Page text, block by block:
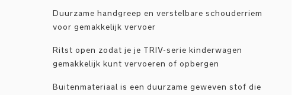
Duurzame handgreep en verstelbare schouderriem
voor gemakkelijk vervoer
Ritst open zodat je je TRIV-serie kinderwagen
gemakkelijk kunt vervoeren of opbergen
Buitenmateriaal is een duurzame geweven stof die